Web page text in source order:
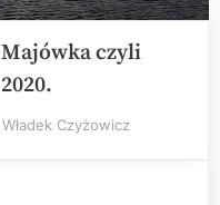
czyli
By
Władek Czyżowicz